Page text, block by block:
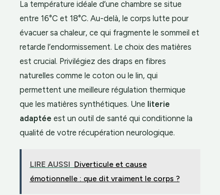
La température idéale d’une chambre se situe
entre 16°C et 18°C. Au-delà, le corps lutte pour
évacuer sa chaleur, ce qui fragmente le sommeil et
retarde l’endormissement. Le choix des matières
est crucial. Privilégiez des draps en fibres
naturelles comme le coton ou le lin, qui
permettent une meilleure régulation thermique
que les matières synthétiques. Une literie
adaptée est un outil de santé qui conditionne la
qualité de votre récupération neurologique.
LIRE AUSSI Diverticule et cause
émotionnelle : que dit vraiment le corps ?